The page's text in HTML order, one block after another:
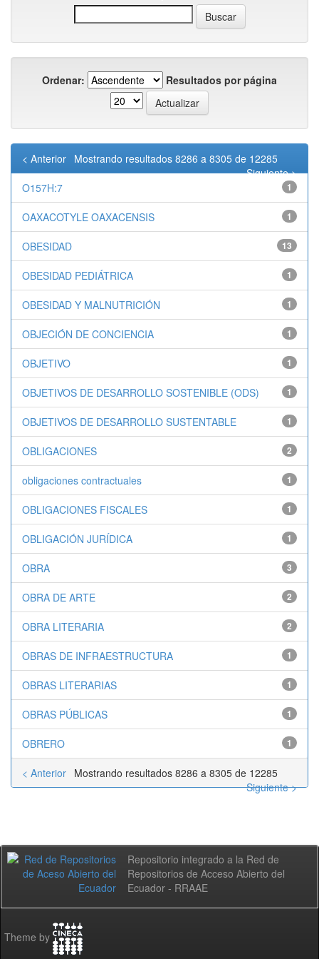
Ordenar: Resultados por página
Mostrando resultados 8286 a 8305 de 12285
< Anterior
Siguiente >
O157H:7
1
OAXACOTYLE OAXACENSIS 1
OBESIDAD 13
OBESIDAD PEDIÁTRICA 1
OBESIDAD Y MALNUTRICIÓN 1
OBJECIÓN DE CONCIENCIA 1
OBJETIVO 1
OBJETIVOS DE DESARROLLO SOSTENIBLE (ODS) 1
OBJETIVOS DE DESARROLLO SUSTENTABLE 1
OBLIGACIONES 2
obligaciones contractuales 1
OBLIGACIONES FISCALES 1
OBLIGACIÓN JURÍDICA 1
OBRA 3
OBRA DE ARTE 2
OBRA LITERARIA 2
OBRAS DE INFRAESTRUCTURA 1
OBRAS LITERARIAS 1
OBRAS PÚBLICAS 1
OBRERO 1
Mostrando resultados 8286 a 8305 de 12285
< Anterior
Siguiente >
Repositorio integrado a la Red de
Repositorios de Acceso Abierto del
Ecuador - RRAAE
Theme by